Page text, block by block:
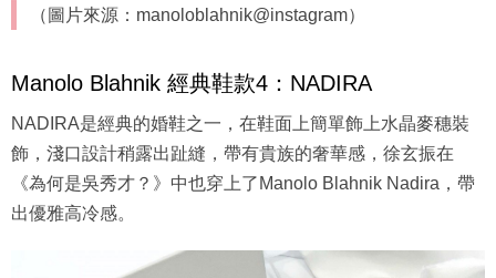
（圖片來源：manoloblahnik@instagram）
Manolo Blahnik 經典鞋款4：NADIRA
NADIRA是經典的婚鞋之一，在鞋面上簡單飾上水晶麥穗裝
飾，淺口設計稍露出趾縫，帶有貴族的奢華感，徐玄振在
《為何是吳秀才？》中也穿上了Manolo Blahnik Nadira，帶
出優雅高冷感。